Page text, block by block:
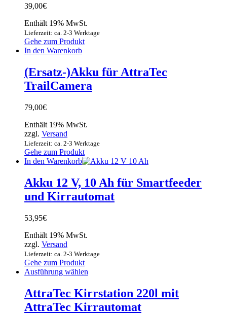
39,00€
Enthält 19% MwSt.
Lieferzeit: ca. 2-3 Werktage
Gehe zum Produkt
In den Warenkorb
(Ersatz-)Akku für AttraTec
TrailCamera
79,00€
Enthält 19% MwSt.
zzgl. Versand
Lieferzeit: ca. 2-3 Werktage
Gehe zum Produkt
In den Warenkorb
Akku 12 V, 10 Ah für Smartfeeder
und Kirrautomat
53,95€
Enthält 19% MwSt.
zzgl. Versand
Lieferzeit: ca. 2-3 Werktage
Gehe zum Produkt
Ausführung wählen
AttraTec Kirrstation 220l mit
AttraTec Kirrautomat